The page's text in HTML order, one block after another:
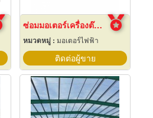
ซ่อมมอเตอร์เครื่องต๊าปเกลียว
หมวดหมู่ :มอเตอร์ไฟฟ้า
ติดต่อผู้ขาย